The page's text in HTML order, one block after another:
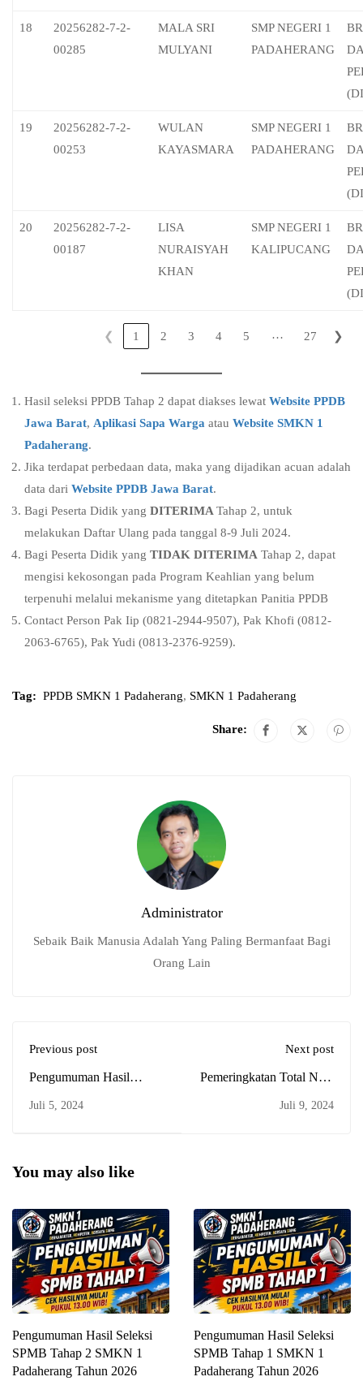
18
20256282-7-2-
00285
MALA SRI
MULYANI
SMP NEGERI 1
PADAHERANG
19
20256282-7-2-
00253
WULAN
KAYASMARA
SMP NEGERI 1
PADAHERANG
20
20256282-7-2-
00187
LISA
NURAISYAH
KHAN
SMP NEGERI 1
KALIPUCANG
❮ 1 2 3 4 5 … 27 ❯
Hasil seleksi PPDB Tahap 2 dapat diakses lewat Website PPDB
Jawa Barat, Aplikasi Sapa Warga atau Website SMKN 1
Padaherang.
Jika terdapat perbedaan data, maka yang dijadikan acuan adalah
data dari Website PPDB Jawa Barat.
Bagi Peserta Didik yang DITERIMA Tahap 2, untuk
melakukan Daftar Ulang pada tanggal 8-9 Juli 2024.
Bagi Peserta Didik yang TIDAK DITERIMA Tahap 2, dapat
mengisi kekosongan pada Program Keahlian yang belum
terpenuhi melalui mekanisme yang ditetapkan Panitia PPDB
Contact Person Pak Iip (0821-2944-9507), Pak Khofi (0812-
2063-6765), Pak Yudi (0813-2376-9259).
Tag: PPDB SMKN 1 Padaherang, SMKN 1 Padaherang
Share:
Administrator
Sebaik Baik Manusia Adalah Yang Paling Bermanfaat Bagi
Orang Lain
Previous post
Pengumuman Hasil
SMKN 1 Padaherang
Juli 5, 2024
Next post
Pemeringkatan Total Nilai
Tahap 3 SMKN 1
Juli 9, 2024
You may also like
Pengumuman Hasil Seleksi
SPMB Tahap 2 SMKN 1
Padaherang Tahun 2026
Pengumuman Hasil Seleksi
SPMB Tahap 1 SMKN 1
Padaherang Tahun 2026